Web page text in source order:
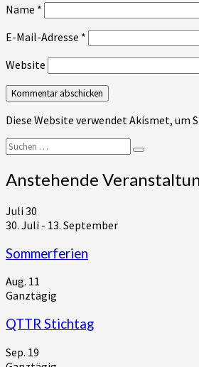
Name *
E-Mail-Adresse *
Website
Diese Website verwendet Akismet, um
Suchen
nach:
Suchen
Anstehende
Juli 30
30. Juli - 13. September
Sommerferien
Aug. 11
Ganztägig
QTTR Stichtag
Sep. 19